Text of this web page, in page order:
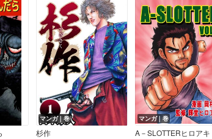
マンガ｜巻
杉作
マンガ｜巻
A－SLOTTERヒロアキ